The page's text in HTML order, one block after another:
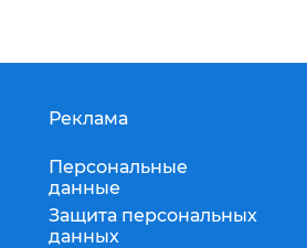
Реклама
Персональные
данные
Защита персональных
данных